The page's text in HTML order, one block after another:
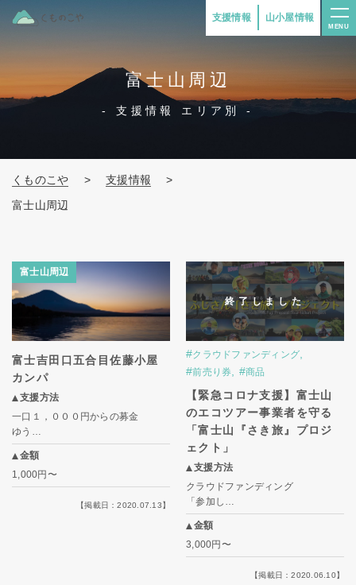
支援情報 山小屋情報
MENU
富士山周辺
- 支援情報 エリア別 -
くものこや > 支援情報
>
富士山周辺
富士山周辺
富士吉田口五合目佐藤小屋
カンパ
支援方法
一口１，０００円からの募金
ゆう…
金額
1,000円〜
【掲載日：2020.07.13】
富士山周辺
終了しました
#クラウドファンディング
#前売り券 #商品
【緊急コロナ支援】富士山
のエコツアー事業者を守る
「富士山『さき旅』プロジ
ェクト」
支援方法
クラウドファンディング
「参加し…
金額
3,000円〜
【掲載日：2020.06.10】